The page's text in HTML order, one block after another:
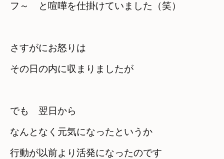
フ～　と喧嘩を仕掛けていました（笑）
さすがにお怒りは
その日の内に収まりましたが
でも　翌日から
なんとなく元気になったというか
行動が以前より活発になったのです